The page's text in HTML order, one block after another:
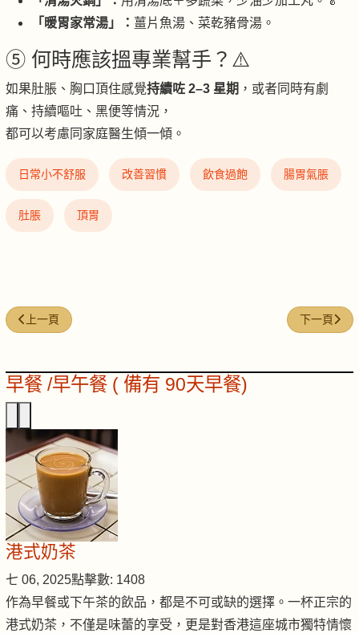
「暖胃家常湯」： 薑片魚湯、菜乾豬骨湯。
⑤ 何時應該搵專業幫手？⚠️
如果肚脹、胸口頂住感覺持續咗 2–3 星期 ，或者同時有劇
痛、持續嘔吐、黑便等情況，
都可以考慮同家庭醫生傾一傾。
日常小不舒服 改善習慣 飲食過飽 腸胃氣脹
肚脹 頂胃
上一篇文章: NFW #14｜腸胃咕嚕嚕、成日肚谷谷聲
上一頁 下一篇文章
下一頁
早餐 /早午餐 ( 備有 90天早餐)
港式奶茶
七 06, 2025點擊數: 1408
作為早餐或下午茶的飲品，都是不可或缺的選擇。一杯正宗的
港式奶茶，不僅是味蕾的享受，更是對香港這座城市獨特情懷